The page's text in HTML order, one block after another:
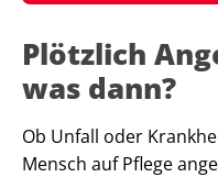
Plötzlich
was dann?
Ob Unfall oder
Mensch auf Pflege